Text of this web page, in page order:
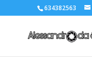
634382563